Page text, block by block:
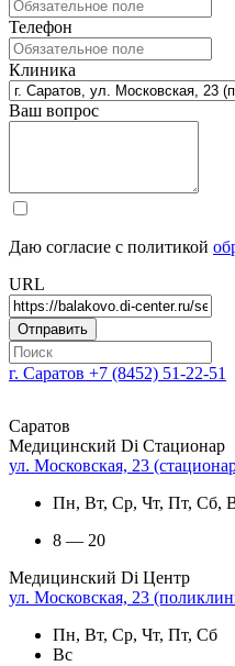
Телефон
Клиника
Ваш вопрос
Даю согласие с политикой
URL
г. Саратов +7 (8452) 51-22-51
Саратов
Медицинский Di Стационар
ул. Московская, 23
Пн, Вт, Ср, Чт, Пт, Сб,
8 — 20
Медицинский Di Центр
ул. Московская, 23
Пн, Вт, Ср, Чт, Пт, Сб
Вс